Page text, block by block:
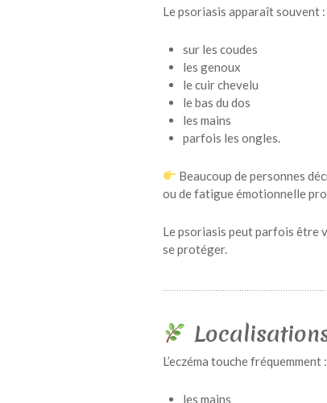
Le psoriasis apparaît souvent :
sur les coudes
les genoux
le cuir chevelu
le bas du dos
les mains
parfois les ongles.
Beaucoup de personnes
ou de fatigue émotionnelle
Le psoriasis peut parfois être
se protéger.
L’eczéma touche fréquemment :
les mains